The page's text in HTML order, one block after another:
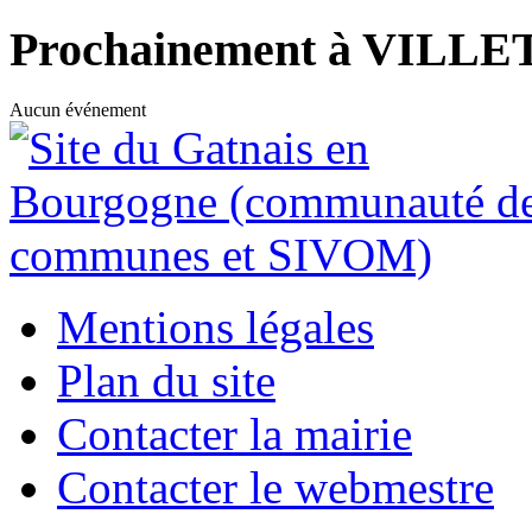
Prochainement à
Aucun événement
Mentions légales
Plan du site
Contacter la mairie
Contacter le webmestre